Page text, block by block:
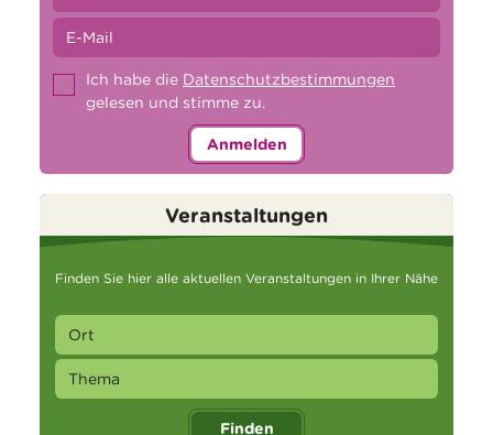
Ich habe die Datenschutzbestimmungen
gelesen und stimme zu.
Anmelden
Veranstaltungen
Finden Sie hier alle aktuellen Veranstaltungen in Ihrer Nähe
Finden